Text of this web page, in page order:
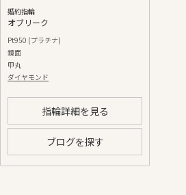
婚約指輪
オブリーク
Pt950 (プラチナ)
鏡面
甲丸
ダイヤモンド
指輪詳細を見る
ブログを探す